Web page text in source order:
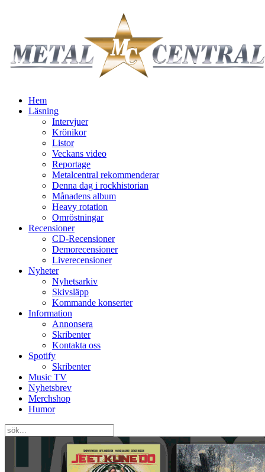
Hem
Läsning
Intervjuer
Krönikor
Listor
Veckans video
Reportage
Metalcentral rekommenderar
Denna dag i rockhistorian
Månadens album
Heavy rotation
Omröstningar
Recensioner
CD-Recensioner
Demorecensioner
Liverecensioner
Nyheter
Nyhetsarkiv
Skivsläpp
Kommande konserter
Information
Annonsera
Skribenter
Kontakta oss
Spotify
Skribenter
Music TV
Nyhetsbrev
Merchshop
Humor